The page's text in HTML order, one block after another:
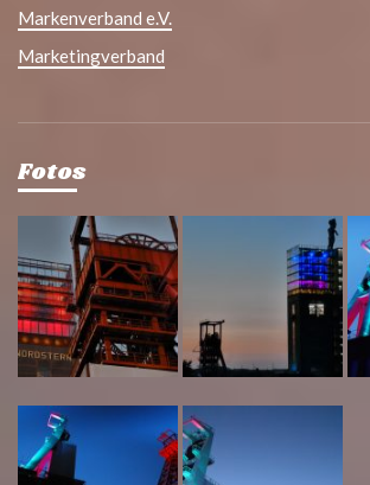
Markenverband e.V.
Marketingverband
Fotos